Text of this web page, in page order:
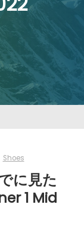
Shoes
に見た
1 Mid